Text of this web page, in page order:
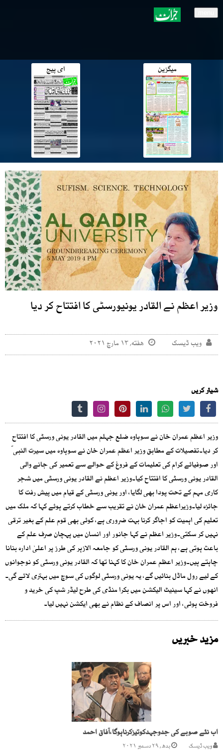
میگزین ای پیج
وزیر اعظم نے القادر یونیورسٹی کا افتتاح کر دیا
ویب ڈیسک هفته, ۱۳ مارچ ۲۰۲۱
شیئر کریں
وزیر اعظم عمران خان نے سوہاوہ ضلع جہلم میں القادر یونی ورسٹی کا افتتاح
کر دیا۔تفصیلات کے مطابق وزیر اعظم عمران خان نے سوہاوہ میں سیرت النبی ؐ
اور صوفیائے کرام کی تعلیمات کے فروغ کے حوالے سے تعمیر کی جانے والی
القادر یونی ورسٹی کا افتتاح کیا۔وزیر اعظم نے القادر یونی ورسٹی میں شجر
کاری مہم کے تحت پودا بھی لگایا، اور یونی ورسٹی کے قیام میں پیش رفت کا
جائزہ لیا۔وزیراعظم عمران خان نے تقریب سے خطاب کرتے ہوئے کہا کہ ملک میں
تعلیم کی اہمیت کو اجاگر کرنا بہت ضروری ہے، کوئی بھی قوم علم کے بغیر ترقی
نہیں کر سکتی۔وزیر اعظم نے کہا جانور اور انسان میں پہچان صرف علم کے
باعث ہوتی ہے، ہم القادر یونی ورسٹی کو جامعہ الازہر کی طرز پر اعلیٰ ادارہ بنانا
چاہتے ہیں۔وزیر اعظم عمران خان کا کہنا تھا کہ القادر یونی ورسٹی کو نوجوانوں
کے لیے رول ماڈل بنائیں گے، یہ یونی ورسٹی لوگوں کی سوچ میں بہتری لائے گی۔
انھوں نے کہا سینیٹ الیکشن میں بکرا منڈی کی طرح لیڈر شپ کی خرید و
فروخت ہوئی، اور اس پر انصاف کے نظام نے بھی ایکشن نہیں لیا۔
مزید خبریں
اب نئے صوبے کی جدوجہدکوتیزکرناہوگا،آفاق احمد
ویب ڈیسک بدھ, ۲۹ دسمبر ۲۰۲۱